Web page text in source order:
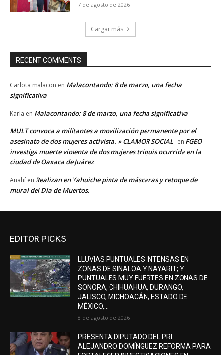
7 de agosto de 2026
Cargar más
RECENT COMMENTS
Carlota malacon en Malacontando: 8 de marzo, una fecha
significativa
Karla en Malacontando: 8 de marzo, una fecha significativa
MULT convoca a militantes a movilización permanente por el
asesinato de dos mujeres activista. » CLAMOR SOCIAL en FGEO
investiga muerte violenta de dos mujeres triquis ocurrida en la
ciudad de Oaxaca de Juárez
Anahí en Realizan en Yahuiche pinta de máscaras y retoque de
mural del Día de Muertos.
EDITOR PICKS
LLUVIAS PUNTUALES INTENSAS EN
ZONAS DE SINALOA Y NAYARIT; Y
PUNTUALES MUY FUERTES EN ZONAS DE
SONORA, CHIHUAHUA, DURANGO,
JALISCO, MICHOACÁN, ESTADO DE
MÉXICO,...
8 de agosto de 2026
PRESENTA DIPUTADO DEL PRI
ALEJANDRO DOMÍNGUEZ REFORMA PARA